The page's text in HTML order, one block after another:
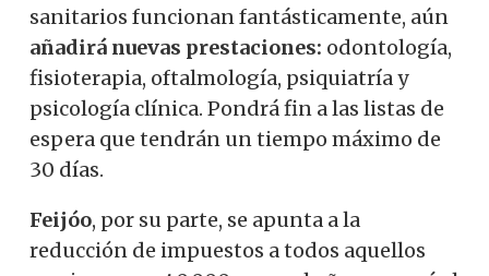
sanitarios funcionan fantásticamente, aún
añadirá nuevas prestaciones: odontología,
fisioterapia, oftalmología, psiquiatría y
psicología clínica. Pondrá fin a las listas de
espera que tendrán un tiempo máximo de
30 días.
Feijóo, por su parte, se apunta a la
reducción de impuestos a todos aquellos